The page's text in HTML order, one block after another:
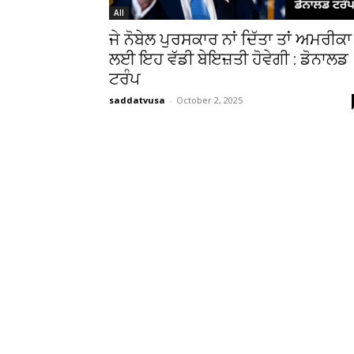
All
ਜੇ ਨੋਬੇਲ ਪੁਰਸਕਾਰ ਨਾਂ ਦਿੱਤਾ ਤਾਂ ਅਮਰੀਕਾ
ਲਈ ਇਹ ਵੱਡੀ ਬੇਇਜ਼ਤੀ ਹੋਵੇਗੀ : ਡੋਨਾਲਡ
ਟਰੰਪ
saddatvusa - October 2, 2025